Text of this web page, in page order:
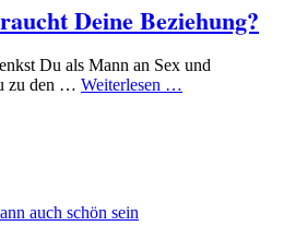
Deine Beziehung?
Du als Mann an Sex und
zu den … Weiterlesen …